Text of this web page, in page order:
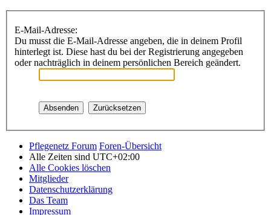
E-Mail-Adresse:
Du musst die E-Mail-Adresse angeben, die in deinem Profil
hinterlegt ist. Diese hast du bei der Registrierung angegeben
oder nachträglich in deinem persönlichen Bereich geändert.
Pflegenetz Forum Foren-Übersicht
Alle Zeiten sind UTC+02:00
Alle Cookies löschen
Mitglieder
Datenschutzerklärung
Das Team
Impressum